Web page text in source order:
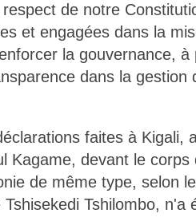
de notre
et engagées dans la
la gouvernance, à
dans la gestion
faites à Kigali,
Kagame, devant le corps
de même type, selon
Tshilombo, n'a